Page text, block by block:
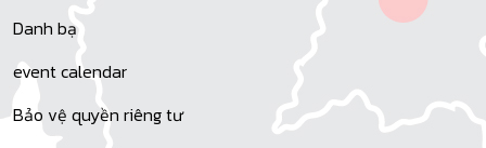
Danh bạ
event calendar
Bảo vệ quyền riêng tư